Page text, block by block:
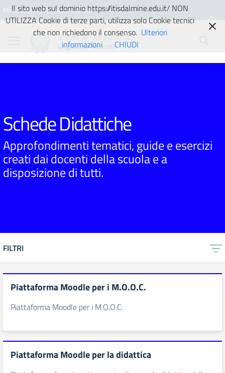
Vai ai contenuti
Vai al menu di navigazione
Vai al footer
Ministero dell'Istruzione e del
Istituto Tecnico Industriale
Guglielmo Marconi
Schede Didattiche
Approfondimenti tematici, guide e esercizi
creati dai docenti della scuola e a
disposizione di tutti.
FILTRI
Piattaforma Moodle per i M.O.O.C.
Piattaforma Moodle per i M.O.O.C.
Piattaforma Moodle per la didattica
Il sito web sul dominio https://itisdalmine.edu.it/ NON
UTILIZZA Cookie di terze parti, utilizza solo Cookie tecnici
che non richiedono il consenso. Ulteriori
informazioni
CHIUDI